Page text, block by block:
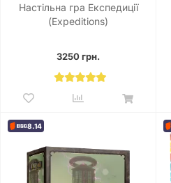
Настільна гра Експедиції
(Expeditions)
3250 грн.
8.14